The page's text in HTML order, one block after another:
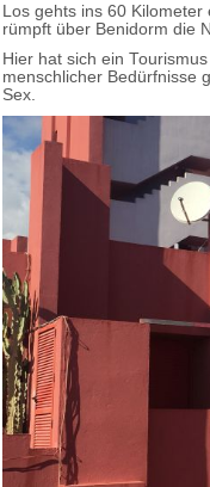
Los gehts ins 60 Kilometer
rümpft über Benidorm die
Hier hat sich ein
menschlicher Bedürfnisse
Sex.